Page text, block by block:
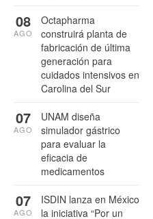
Octapharma
construirá planta de
fabricación de última
generación para
cuidados intensivos en
Carolina del Sur
08
AGO
UNAM diseña
simulador gástrico
para evaluar la
eficacia de
medicamentos
07
AGO
ISDIN lanza en México
la iniciativa “Por un
07
AGO